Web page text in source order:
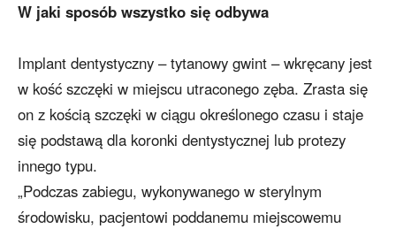
W jaki sposób wszystko się odbywa
Implant dentystyczny – tytanowy gwint – wkręcany jest
w kość szczęki w miejscu utraconego zęba. Zrasta się
on z kością szczęki w ciągu określonego czasu i staje
się podstawą dla koronki dentystycznej lub protezy
innego typu.
„Podczas zabiegu, wykonywanego w sterylnym
środowisku, pacjentowi poddanemu miejscowemu